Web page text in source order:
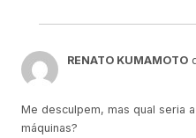
RENATO KUMAMOTO
Me desculpem, mas qual seria
máquinas?